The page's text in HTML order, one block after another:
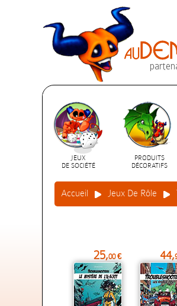
JEUX
DE SOCIÉTÉ
PRODUITS
DÉCORATIFS
Accueil Jeux De Rôle
25,00 € 44,